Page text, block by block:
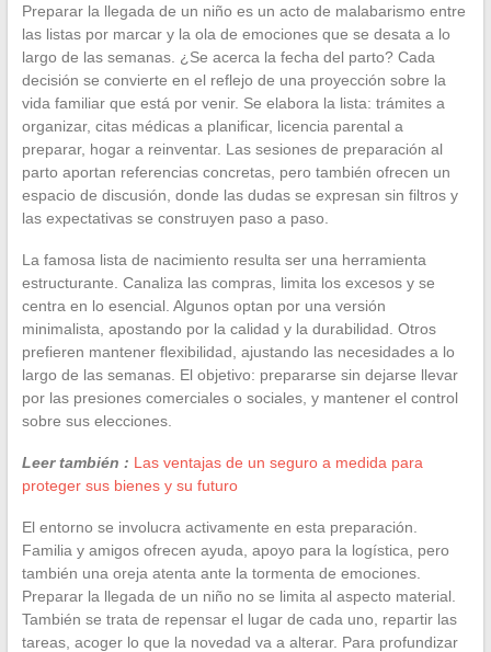
Preparar la llegada de un niño es un acto de malabarismo entre
las listas por marcar y la ola de emociones que se desata a lo
largo de las semanas. ¿Se acerca la fecha del parto? Cada
decisión se convierte en el reflejo de una proyección sobre la
vida familiar que está por venir. Se elabora la lista: trámites a
organizar, citas médicas a planificar, licencia parental a
preparar, hogar a reinventar. Las sesiones de preparación al
parto aportan referencias concretas, pero también ofrecen un
espacio de discusión, donde las dudas se expresan sin filtros y
las expectativas se construyen paso a paso.
La famosa lista de nacimiento resulta ser una herramienta
estructurante. Canaliza las compras, limita los excesos y se
centra en lo esencial. Algunos optan por una versión
minimalista, apostando por la calidad y la durabilidad. Otros
prefieren mantener flexibilidad, ajustando las necesidades a lo
largo de las semanas. El objetivo: prepararse sin dejarse llevar
por las presiones comerciales o sociales, y mantener el control
sobre sus elecciones.
Leer también : Las ventajas de un seguro a medida para
proteger sus bienes y su futuro
El entorno se involucra activamente en esta preparación.
Familia y amigos ofrecen ayuda, apoyo para la logística, pero
también una oreja atenta ante la tormenta de emociones.
Preparar la llegada de un niño no se limita al aspecto material.
También se trata de repensar el lugar de cada uno, repartir las
tareas, acoger lo que la novedad va a alterar. Para profundizar